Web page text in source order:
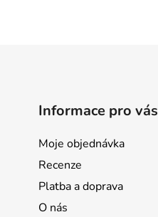
Informace pro vás
Moje objednávka
Recenze
Platba a doprava
O nás